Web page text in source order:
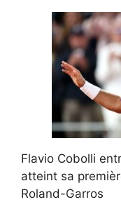
Flavio Cobolli
atteint sa
Roland-Garros